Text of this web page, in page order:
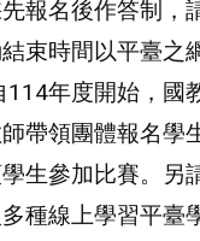
報名後作答制，
結束時間以平臺之
114年度開始，國
帶領團體報名學
生參加比賽。另
種線上學習平臺